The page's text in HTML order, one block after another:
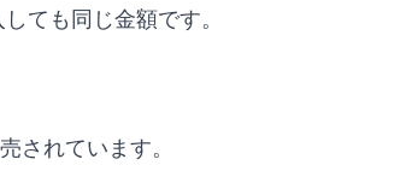
ても同じ金額です。
されています。